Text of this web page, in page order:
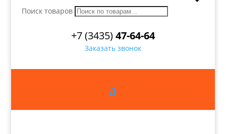
Поиск товаров
+7 (3435)47-64-64
Заказать звонок